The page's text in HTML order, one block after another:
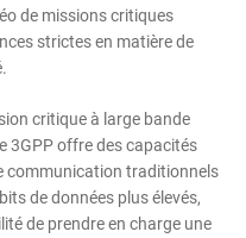
de missions critiques
strictes en matière de
critique à large bande
3GPP offre des capacités
communication traditionnels
de données plus élevés,
de prendre en charge une